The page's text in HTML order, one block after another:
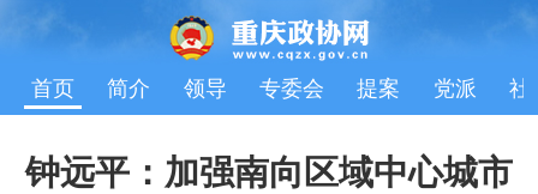
首页 简介 领导 专委会 提案 党派 社
钟远平：加强南向区域中心城市